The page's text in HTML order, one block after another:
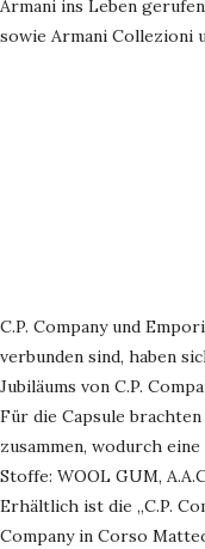
Armani ins Leben
sowie Armani Collezioni
C.P. Company und
verbunden sind, haben
Jubiläums von C.P.
Für die Capsule
zusammen, wodurch
Stoffe: WOOL GUM,
Erhältlich ist die „C.P.
Company in Corso